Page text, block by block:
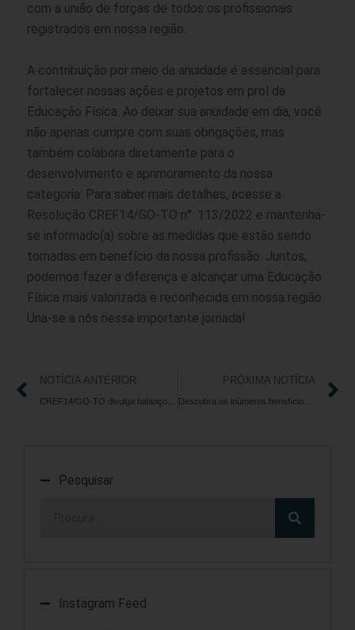
com a união de forças de todos os profissionais
registrados em nossa região.
A contribuição por meio da anuidade é essencial para
fortalecer nossas ações e projetos em prol da
Educação Física. Ao deixar sua anuidade em dia, você
não apenas cumpre com suas obrigações, mas
também colabora diretamente para o
desenvolvimento e aprimoramento da nossa
categoria. Para saber mais detalhes, acesse a
Resolução CREF14/GO-TO n°. 113/2022 e mantenha-
se informado(a) sobre as medidas que estão sendo
tomadas em benefício da nossa profissão. Juntos,
podemos fazer a diferença e alcançar uma Educação
Física mais valorizada e reconhecida em nossa região.
Una-se a nós nessa importante jornada!
NOTÍCIA ANTERIOR PRÓXIMA NOTÍCIA
Pesquisar
Instagram Feed